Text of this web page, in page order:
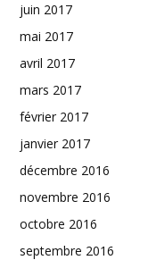
juin 2017
mai 2017
avril 2017
mars 2017
février 2017
janvier 2017
décembre 2016
novembre 2016
octobre 2016
septembre 2016